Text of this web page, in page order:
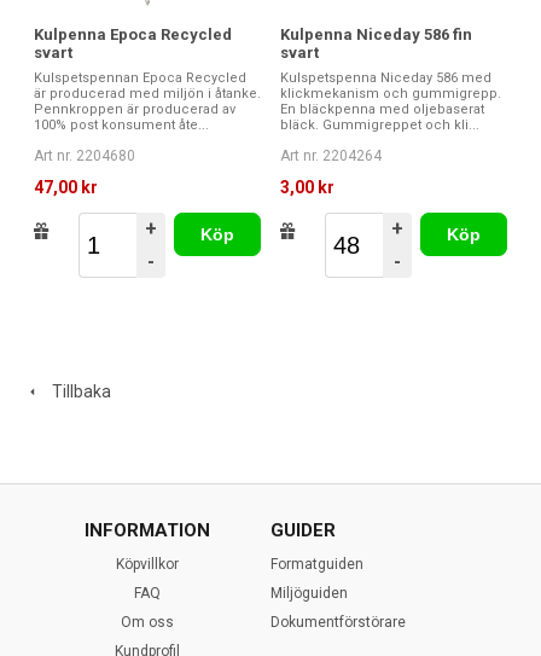
Kulpenna Epoca Recycled
svart
Kulspetspennan Epoca Recycled
är producerad med miljön i åtanke.
Pennkroppen är producerad av
100% post konsument åte...
Art nr. 2204680
47,00 kr
+
-
Köp
Kulpenna Niceday 586 fin
svart
Kulspetspenna Niceday 586 med
klickmekanism och gummigrepp.
En bläckpenna med oljebaserat
bläck. Gummigreppet och kli...
Art nr. 2204264
3,00 kr
+
-
Köp
Tillbaka
INFORMATION
Köpvillkor
FAQ
Om oss
Kundprofil
GUIDER
Formatguiden
Miljöguiden
Dokumentförstörare